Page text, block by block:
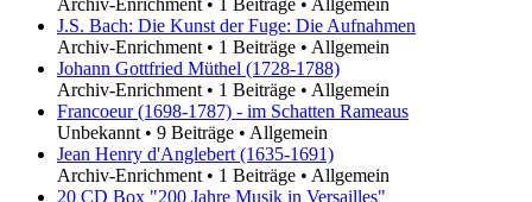
J.S. Bach: Die Kunst der Fuge: Die Aufnahmen
Archiv-Enrichment • 1 Beiträge • Allgemein
Johann Gottfried Müthel (1728-1788)
Archiv-Enrichment • 1 Beiträge • Allgemein
Francoeur (1698-1787) - im Schatten Rameaus
Unbekannt • 9 Beiträge • Allgemein
Jean Henry d'Anglebert (1635-1691)
Archiv-Enrichment • 1 Beiträge • Allgemein
20 CD Box "200 Jahre Musik in Versailles"